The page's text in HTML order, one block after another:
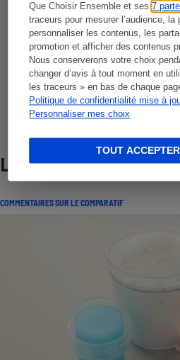
Que Choisir Ensemble et ses7
traceurs pour mesurer l’audience, la
personnaliser les contenus, les
promotion et afficher des contenus
Nous conserverons votre choix
changer d’avis à tout moment en
les traceurs » en bas de chaque
Politique de confidentialité mise à
Personnaliser mes choix
TOUT
surnotre plateforme
réclamations .
Cliquez-
Lire aussi
COMMENTAIRES SUR LE COMPARATIF